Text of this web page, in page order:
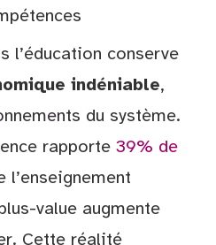
l’éducation conserve
indéniable,
du système.
rapporte 39% de
l’enseignement
value augmente
Cette réalité